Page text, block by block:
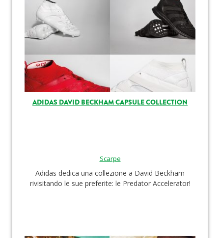
ADIDAS DAVID BECKHAM CAPSULE COLLECTION
Scarpe
Adidas dedica una collezione a David Beckham
rivisitando le sue preferite: le Predator Accelerator!